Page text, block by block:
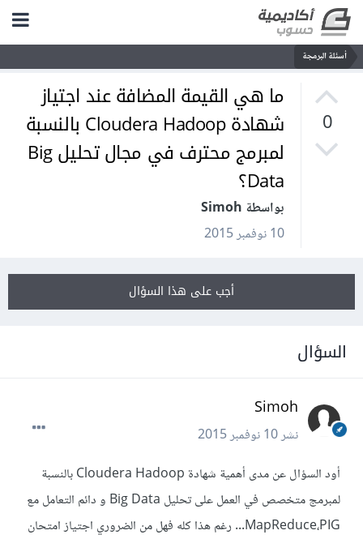
أسئلة البرمجة
0
ما هي القيمة المضافة عند اجتياز
شهادة Cloudera Hadoop بالنسبة
لمبرمج محترف في مجال تحليل Big
Data؟
بواسطة Simoh
10 نوفمبر 2015
أجب على هذا السؤال
السؤال
Simoh
نشر10 نوفمبر 2015
أود السؤال عن مدى أهمية شهادة Cloudera Hadoop بالنسبة
لمبرمج متخصص في العمل على تحليل Big Data و دائم التعامل مع
MapReduce،PIG... رغم هذا كله فهل من الضروري اجتياز امتحان